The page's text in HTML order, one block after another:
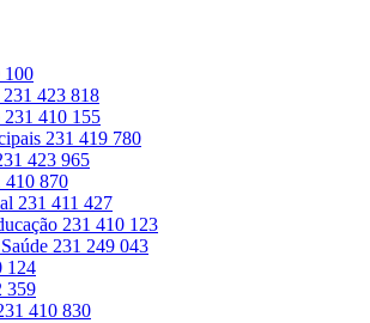
100
231 423 818
231 410 155
231 419 780
423 965
410 870
231 411 427
231 410 123
231 249 043
124
359
410 830